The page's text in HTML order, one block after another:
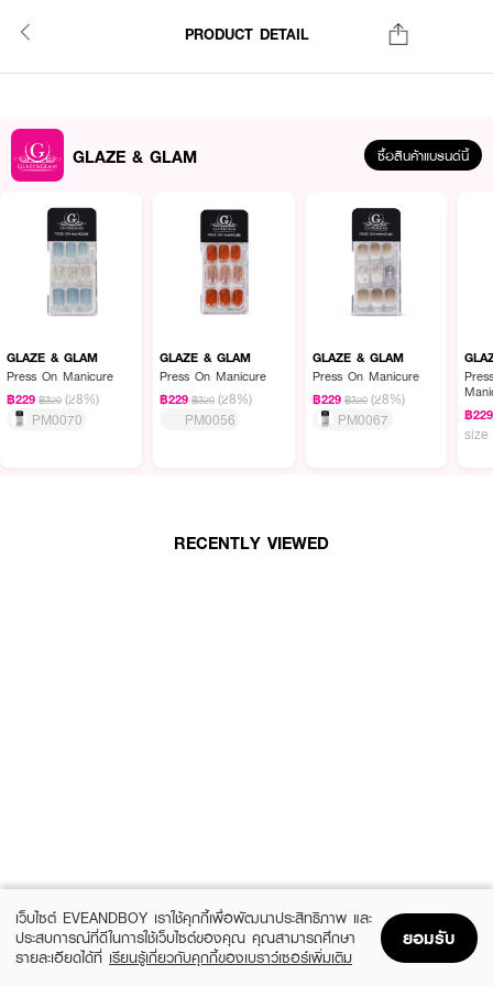
PRODUCT DETAIL
GLAZE & GLAM ซื้อสินค้าแบรนด์นี้
GLAZE & GLAM
Press On Manicure
฿229 ฿320 (28%)
PM0070
GLAZE & GLAM
Press On Manicure
฿229 ฿320 (28%)
PM0056
GLAZE & GLAM
Press On Manicure
฿229 ฿320 (28%)
PM0067
฿229
size
RECENTLY VIEWED
เว็บไซต์ EVEANDBOY เราใช้คุกกี้เพื่อพัฒนาประสิทธิภาพ และ
ประสบการณ์ที่ดีในการใช้เว็บไซต์ของคุณ คุณสามารถศึกษา
รายละเอียดได้ที่ เรียนรู้เกี่ยวกับคุกกี้ของเบราว์เซอร์เพิ่มเติม
ยอมรับ